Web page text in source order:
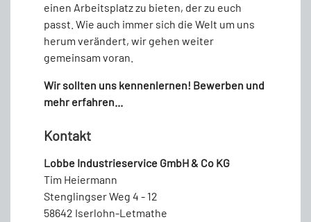
einen Arbeitsplatz zu bieten, der zu euch
passt. Wie auch immer sich die Welt um uns
herum verändert, wir gehen weiter
gemeinsam voran.
Wir sollten uns kennenlernen! Bewerben und
mehr erfahren...
Kontakt
Lobbe Industrieservice GmbH & Co KG
Tim Heiermann
Stenglingser Weg 4 - 12
58642 Iserlohn-Letmathe